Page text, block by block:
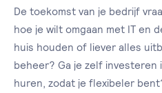
De toekomst van je bedrijf
hoe je wilt omgaan met IT en
huis houden of liever alles
beheer? Ga je zelf investeren
huren, zodat je flexibeler